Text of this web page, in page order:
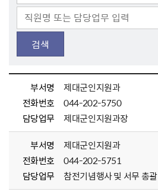
검색
부서명
제대군인지원과
전화번호
044-202-5750
담당업무
제대군인지원과장
부서명
제대군인지원과
전화번호
044-202-5751
담당업무
참전기념행사 및 서무 총괄